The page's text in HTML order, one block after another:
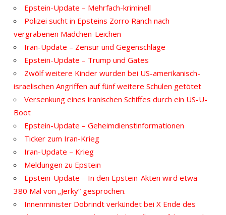
Epstein-Update – Mehrfach-kriminell
Polizei sucht in Epsteins Zorro Ranch nach
vergrabenen Mädchen-Leichen
Iran-Update – Zensur und Gegenschläge
Epstein-Update – Trump und Gates
Zwölf weitere Kinder wurden bei US-amerikanisch-
israelischen Angriffen auf fünf weitere Schulen getötet
Versenkung eines iranischen Schiffes durch ein US-U-
Boot
Epstein-Update – Geheimdienstinformationen
Ticker zum Iran-Krieg
Iran-Update – Krieg
Meldungen zu Epstein
Epstein-Update – In den Epstein-Akten wird etwa
380 Mal von „Jerky“ gesprochen.
Innenminister Dobrindt verkündet bei X Ende des